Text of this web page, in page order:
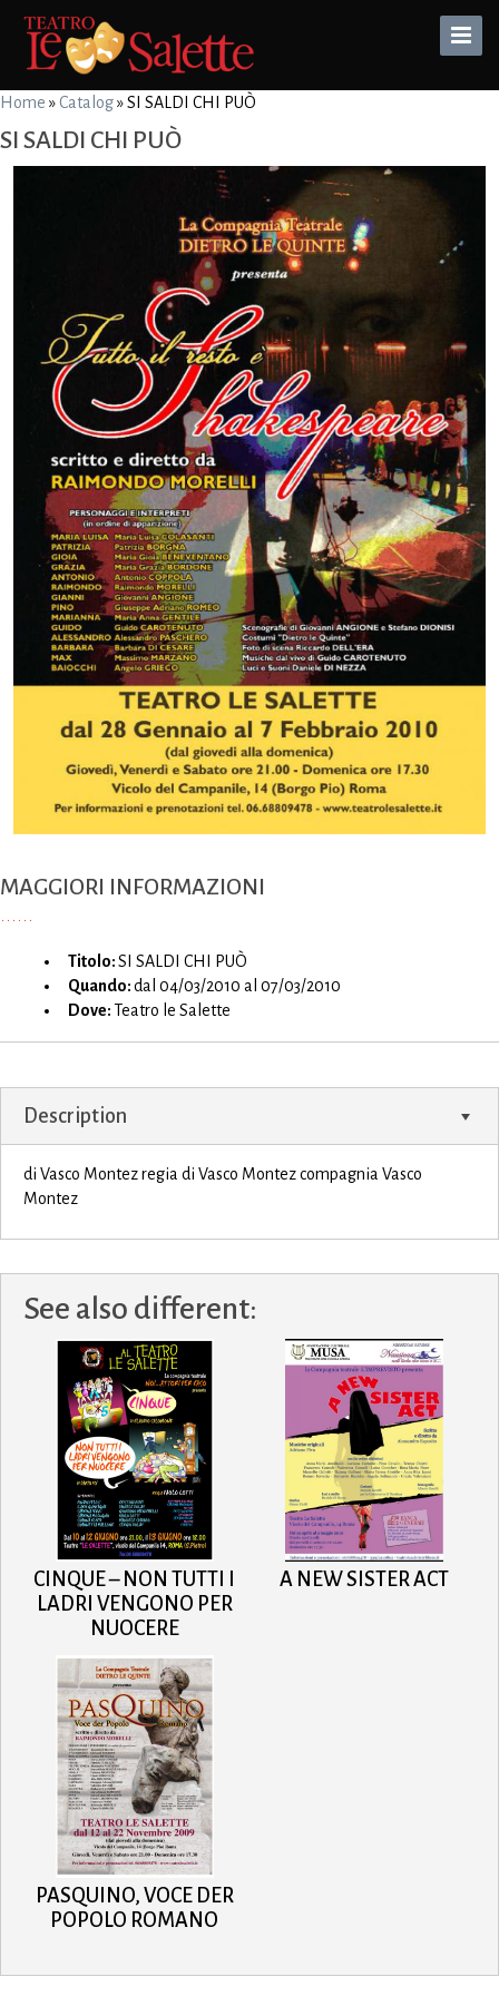
Toggle
Home »Catalog»SI SALDI CHI PUÒ
SI SALDI CHI PUÒ
MAGGIORI INFORMAZIONI
Titolo:SI SALDI CHI PUÒ
Quando:dal 04/03/2010 al 07/03/2010
Dove:Teatro le Salette
Description
di Vasco Montez regia di Vasco Montez compagnia Vasco
Montez
See also different:
CINQUE – NON TUTTI I
LADRI VENGONO PER
NUOCERE
A NEW SISTER ACT
PASQUINO, VOCE DER
POPOLO ROMANO